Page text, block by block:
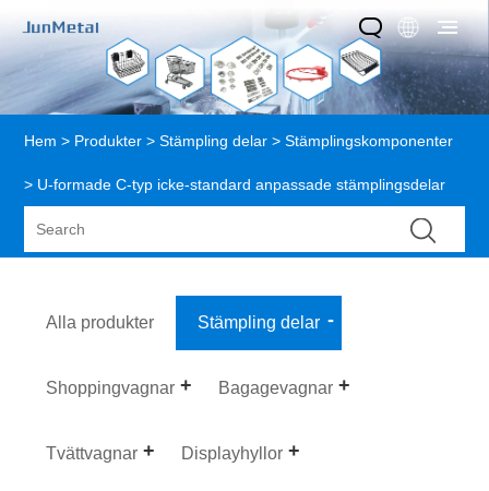
Hem > Produkter >Stämpling delar >Stämplingskomponenter
> U-formade C-typ icke-standard anpassade stämplingsdelar
Alla produkter Stämpling delar
Shoppingvagnar Bagagevagnar
Tvättvagnar Displayhyllor